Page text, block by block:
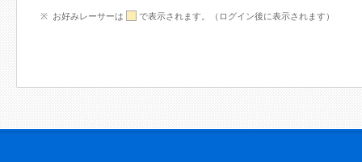
お好みレーサーは で表示されます。（ログイン後に表示されます）